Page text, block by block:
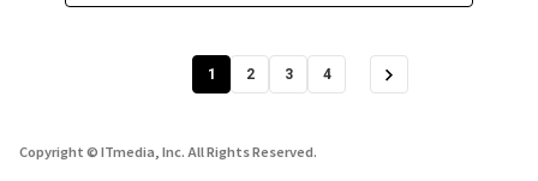
1 2 3 4
Copyright © ITmedia, Inc. All Rights Reserved.